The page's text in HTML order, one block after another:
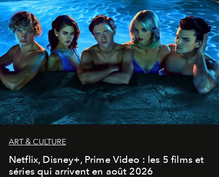
ART & CULTURE
Netflix, Disney+, Prime Video : les 5 films et
séries qui arrivent en août 2026